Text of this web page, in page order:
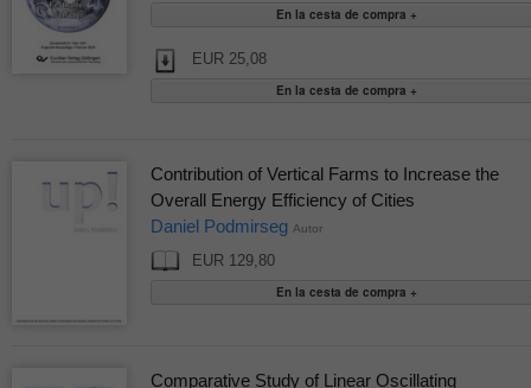
EUR 25,08
Contribution of Vertical Farms to Increase the
Overall Energy Efficiency of Cities
Daniel Podmirseg Autor
EUR 129,80
Comparative Study of Linear Oscillating